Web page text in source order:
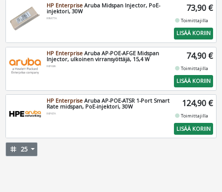
HP Enterprise Aruba Midspan Injector, PoE-
injektori, 30W
R9M77A
73,90 €
fiber_manual_recordToimittajilla
LISÄÄ KORIIN
HP Enterprise Aruba AP-POE-AFGE Midspan
Injector, ulkoinen virransyöttäjä, 15,4 W
R6P68A
74,90 €
fiber_manual_recordToimittajilla
LISÄÄ KORIIN
HP Enterprise Aruba AP-POE-ATSR 1-Port Smart
Rate midspan, PoE-injektori, 30W
R6P67A
124,90 €
fiber_manual_recordToimittajilla
LISÄÄ KORIIN
tag 25